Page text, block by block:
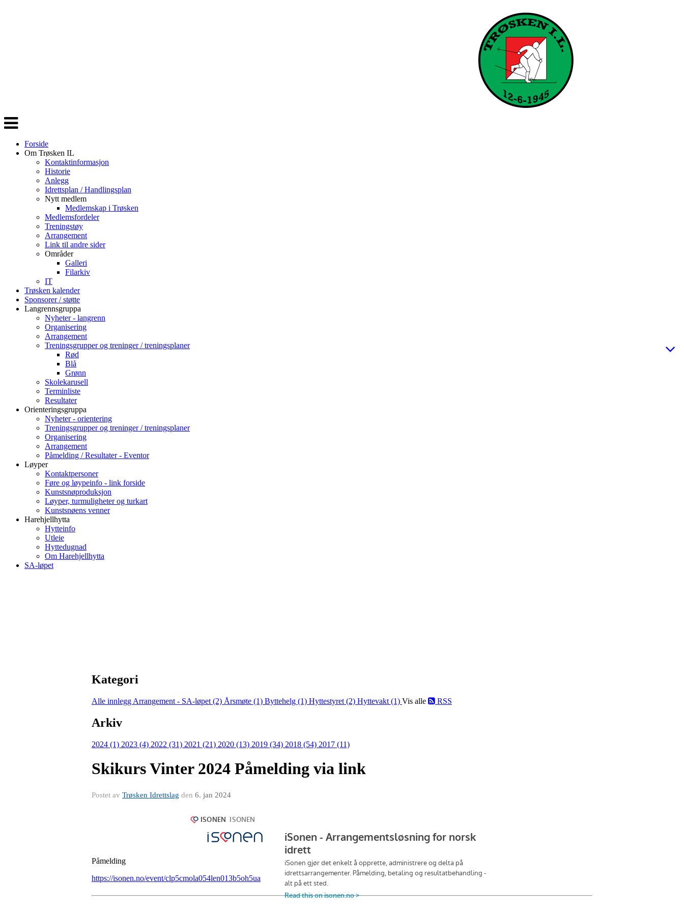
Veksle
navigasjon
Forside
Om Trøsken IL
Kontaktinformasjon
Historie
Anlegg
Idrettsplan / Handlingsplan
Nytt medlem
Medlemskap i Trøsken
Medlemsfordeler
Treningstøy
Arrangement
Link til andre sider
Områder
Galleri
Filarkiv
IT
Trøsken kalender
Sponsorer / støtte
Langrennsgruppa
Nyheter - langrenn
Organisering
Arrangement
Treningsgrupper og treninger / treningsplaner
Rød
Blå
Grønn
Skolekarusell
Terminliste
Resultater
Orienteringsgruppa
Nyheter - orientering
Treningsgrupper og treninger / treningsplaner
Organisering
Arrangement
Påmelding / Resultater - Eventor
Løyper
Kontaktpersoner
Føre og løypeinfo - link forside
Kunstsnøproduksjon
Løyper, turmuligheter og turkart
Kunstsnøens venner
Harehjellhytta
Hytteinfo
Utleie
Hyttedugnad
Om Harehjellhytta
SA-løpet
Kategori
Alle innlegg Arrangement - SA-løpet (2) Årsmøte (1) Byttehelg (1) Hyttestyret (2) Hyttevakt (1) Vis alle RSS
Arkiv
2024 (1) 2023 (4) 2022 (31) 2021 (21) 2020 (13) 2019 (34) 2018 (54) 2017 (11)
Skikurs Vinter 2024 Påmelding via link
Postet av Trøsken Idrettslag den 6. jan 2024
Påmelding
https://isonen.no/event/clp5cmola054len013b5oh5ua